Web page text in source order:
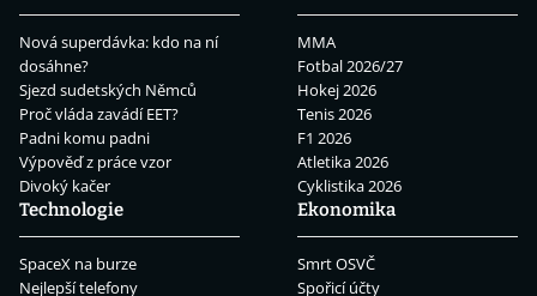
Nová superdávka: kdo na ní
dosáhne?
Sjezd sudetských Němců
Proč vláda zavádí EET?
Padni komu padni
Výpověď z práce vzor
Divoký kačer
MMA
Fotbal 2026/27
Hokej 2026
Tenis 2026
F1 2026
Atletika 2026
Cyklistika 2026
Technologie
SpaceX na burze
Nejlepší telefony
Ekonomika
Smrt OSVČ
Spořicí účty